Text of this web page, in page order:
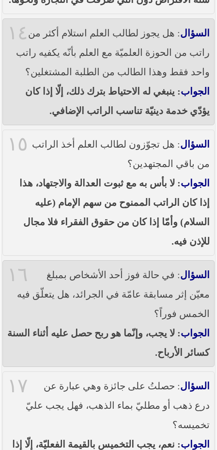
١٤ السؤال: هل يجوز لطالب العلم استلام أكثر من
راتب من الحوزة العلميّة مع العلم بأنّه يكفيه راتب
واحد فقط وهذا الطالب من الطلبة المشتغلين؟
الجواب: ينبغي له الاحتياط بترك ذلك، إلّا إذا كان
يؤدّي خدمة دينيّة تناسب الراتب الإضافي.
١٥ السؤال: هل تجوّزون لطالب العلم أخذ الراتب
من باقي المجتهدين؟
الجواب: لا بأس به مع ثبوت العدالة والاجتهاد، هذا
إذا كان الراتب الممنوح من سهم الإمام (عليه
السلام) وأمّا إذا كان من حقوق الفقراء فلا مجال
للإذن فيه.
١٦ السؤال: في حالة فوز أحد الأشخاص بمبلغ
معيّن إثر مسابقة عامّة في الجرائد، هل يتعلّق فيه
الخمس فوراً؟
الجواب: لا يجب، وإنّما هو ربح حصل عليه أثناء السنة
كسائر الأرباح.
١٧ السؤال: حصلتُ على جائزة وهي عبارة عن
درع ذهب أو مطليّ بماء الذهب، فهل يجب عليّ
تخميسه؟
الجواب: نعم، يجب التخميس بالقيمة الفعليّة، إلّا إذا